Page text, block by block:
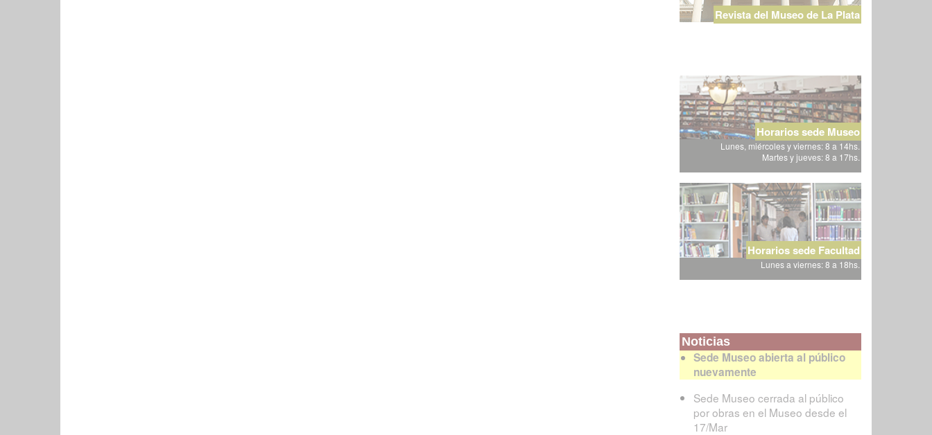
Revista del Museo de La Plata
Horarios sede Museo
Lunes, miércoles y viernes: 8 a 14hs.
Martes y jueves: 8 a 17hs.
Horarios sede Facultad
Lunes a viernes: 8 a 18hs.
Noticias
Sede Museo abierta al público
nuevamente
Sede Museo cerrada al público
por obras en el Museo desde el
17/Mar